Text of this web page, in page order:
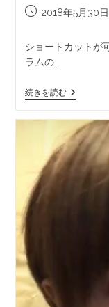
2018年5月30日
ショートカットが
ラムの…
続きを読む